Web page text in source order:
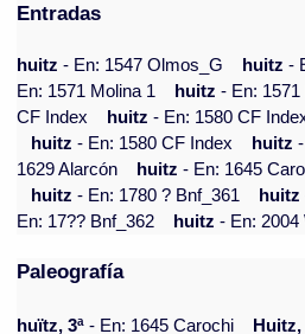
Entradas
huitz- En: 1547 Olmos_G huitz-
En: 1571 Molina 1
huitz- En: 1571
CF Index
huitz- En: 1580 CF
huitz- En: 1580 CF Index huitz
1629 Alarcón
huitz- En: 1645
huitz- En: 1780 ? Bnf_361 huitz
En: 17?? Bnf_362
huitz- En: 2004
Paleografía
huïtz, 3ª - En: 1645 Carochi